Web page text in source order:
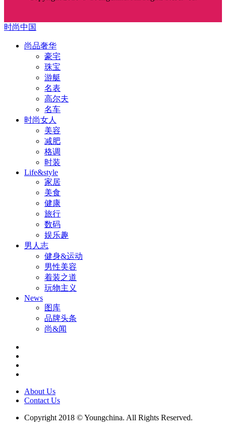
时尚中国
尚品奢华
豪宅
珠宝
游艇
名表
高尔夫
名车
时尚女人
美容
减肥
格调
时装
Life&style
家居
美食
健康
旅行
数码
娱乐趣
男人志
健身&运动
男性美容
着装之道
玩物主义
News
图库
品牌头条
尚&闻
About Us
Contact Us
Copyright 2018 © Youngchina. All Rights Reserved.